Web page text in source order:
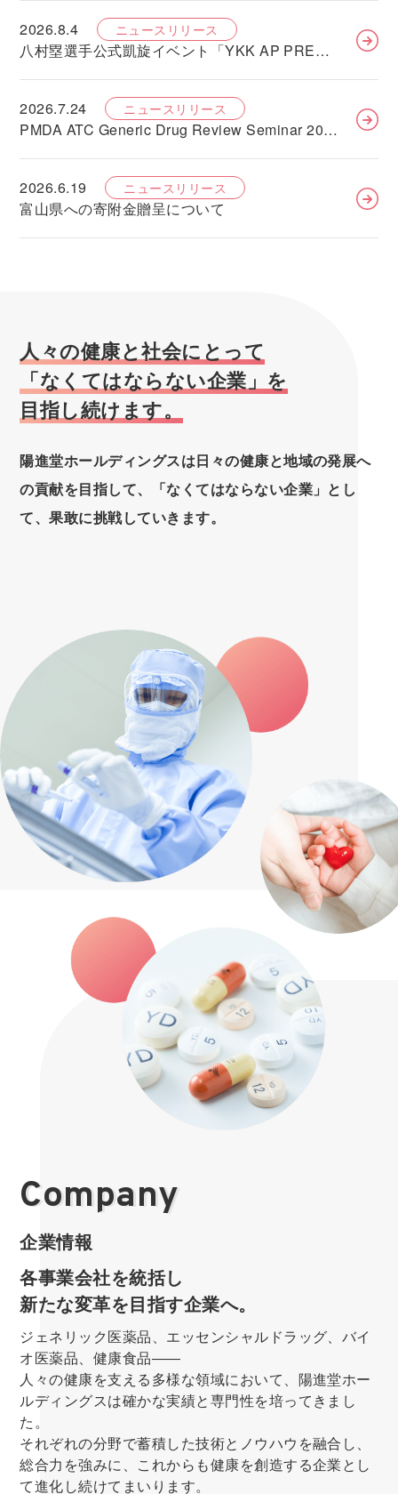
2026.8.4 ニュースリリース
八村塁選手公式凱旋イベント「YKK AP PRESENTS BLACK SAMURAI 富山 Homecoming Night Festival Powered by アイザック」 への協賛を決定
2026.7.24 ニュースリリース
PMDA ATC Generic Drug Review Seminar 2026 における製造所訪問 の受入れについて
2026.6.19 ニュースリリース
富山県への寄附金贈呈について
人々の健康と社会にとって
「なくてはならない企業」を
目指し続けます。
陽進堂ホールディングスは日々の健康と地域の発展へ
の貢献を目指して、
「なくてはならない企業」とし
て、果敢に挑戦していきます。
Company
企業情報
各事業会社を統括し
新たな変革を目指す企業へ。
ジェネリック医薬品、エッセンシャルドラッグ、バイ
オ医薬品、健康食品――
人々の健康を支える多様な領域において、陽進堂ホー
ルディングスは確かな実績と専門性を培ってきまし
た。
それぞれの分野で蓄積した技術とノウハウを融合し、
総合力を強みに、これからも健康を創造する企業とし
て進化し続けてまいります。